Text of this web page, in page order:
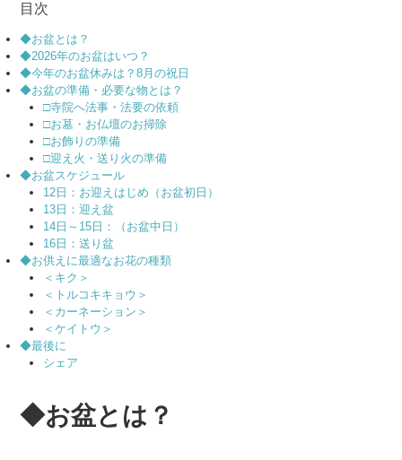
目次
◆お盆とは？
◆2026年のお盆はいつ？
◆今年のお盆休みは？8月の祝日
◆お盆の準備・必要な物とは？
□寺院へ法事・法要の依頼
□お墓・お仏壇のお掃除
□お飾りの準備
□迎え火・送り火の準備
◆お盆スケジュール
12日：お迎えはじめ（お盆初日）
13日：迎え盆
14日～15日：（お盆中日）
16日：送り盆
◆お供えに最適なお花の種類
＜キク＞
＜トルコキキョウ＞
＜カーネーション＞
＜ケイトウ＞
◆最後に
シェア
◆お盆とは？